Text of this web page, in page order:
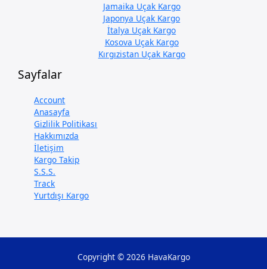
Jamaika Uçak Kargo
Japonya Uçak Kargo
İtalya Uçak Kargo
Kosova Uçak Kargo
Kırgızistan Uçak Kargo
Sayfalar
Account
Anasayfa
Gizlilik Politikası
Hakkımızda
İletişim
Kargo Takip
S.S.S.
Track
Yurtdışı Kargo
Copyright © 2026 HavaKargo